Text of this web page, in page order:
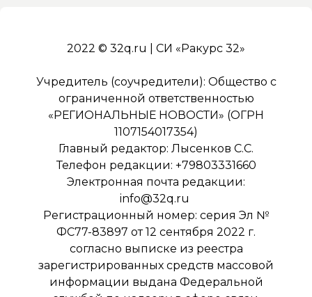
2022 © 32q.ru | СИ «Ракурс 32»
Учредитель (соучредители): Общество с
ограниченной ответственностью
«РЕГИОНАЛЬНЫЕ НОВОСТИ» (ОГРН
1107154017354)
Главный редактор: Лысенков С.С.
Телефон редакции: +79803331660
Электронная почта редакции:
info@32q.ru
Регистрационный номер: серия Эл №
ФС77-83897 от 12 сентября 2022 г.
согласно выписке из реестра
зарегистрированных средств массовой
информации выдана Федеральной